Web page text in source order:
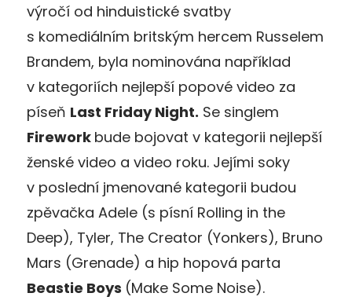
výročí od hinduistické svatby
s komediálním britským hercem Russelem
Brandem, byla nominována například
v kategoriích nejlepší popové video za
píseň Last Friday Night. Se singlem
Firework bude bojovat v kategorii nejlepší
ženské video a video roku. Jejími soky
v poslední jmenované kategorii budou
zpěvačka Adele (s písní Rolling in the
Deep), Tyler, The Creator (Yonkers), Bruno
Mars (Grenade) a hip hopová parta
Beastie Boys (Make Some Noise).